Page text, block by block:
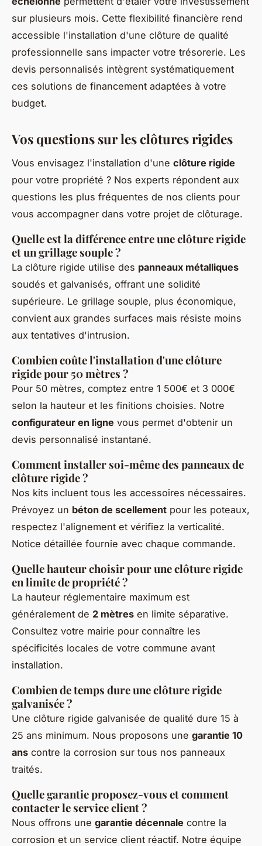
sur plusieurs mois. Cette flexibilité financière rend
accessible l'installation d'une clôture de qualité
professionnelle sans impacter votre trésorerie. Les
devis personnalisés intègrent systématiquement
ces solutions de financement adaptées à votre
budget.
Vos questions sur les clôtures rigides
Vous envisagez l'installation d'une clôture rigide
pour votre propriété ? Nos experts répondent aux
questions les plus fréquentes de nos clients pour
vous accompagner dans votre projet de clôturage.
Quelle est la différence entre une clôture rigide
et un grillage souple ?
La clôture rigide utilise des panneaux métalliques
soudés et galvanisés, offrant une solidité
supérieure. Le grillage souple, plus économique,
convient aux grandes surfaces mais résiste moins
aux tentatives d'intrusion.
Combien coûte l'installation d'une clôture
rigide pour 50 mètres ?
Pour 50 mètres, comptez entre 1 500€ et 3 000€
selon la hauteur et les finitions choisies. Notre
configurateur en ligne vous permet d'obtenir un
devis personnalisé instantané.
Comment installer soi-même des panneaux de
clôture rigide ?
Nos kits incluent tous les accessoires nécessaires.
Prévoyez un béton de scellement pour les poteaux,
respectez l'alignement et vérifiez la verticalité.
Notice détaillée fournie avec chaque commande.
Quelle hauteur choisir pour une clôture rigide
en limite de propriété ?
La hauteur réglementaire maximum est
généralement de 2 mètres en limite séparative.
Consultez votre mairie pour connaître les
spécificités locales de votre commune avant
installation.
Combien de temps dure une clôture rigide
galvanisée ?
Une clôture rigide galvanisée de qualité dure 15 à
25 ans minimum. Nous proposons une garantie 10
ans contre la corrosion sur tous nos panneaux
traités.
Quelle garantie proposez-vous et comment
contacter le service client ?
Nous offrons une garantie décennale contre la
corrosion et un service client réactif. Notre équipe